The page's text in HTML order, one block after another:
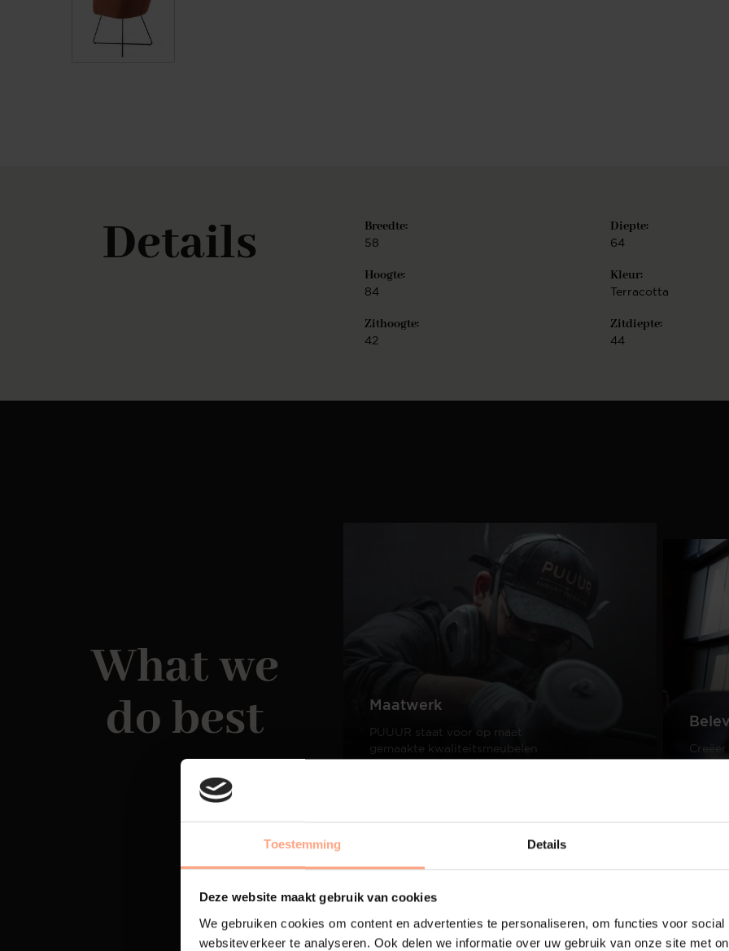
Toestemming Details
Deze website maakt gebruik van cookies
We gebruiken cookies om content en advertenties te personaliseren, om functies voor social
websiteverkeer te analyseren. Ook delen we informatie over uw gebruik van onze site met
Details Breedte:
58
Diepte:
64
Hoogte:
84
Kleur:
Terracotta
Zithoogte:
42
Zitdiepte:
44
What we
do best
Maatwerk
PUUUR staat voor op maat
gemaakte kwaliteitsmeubelen